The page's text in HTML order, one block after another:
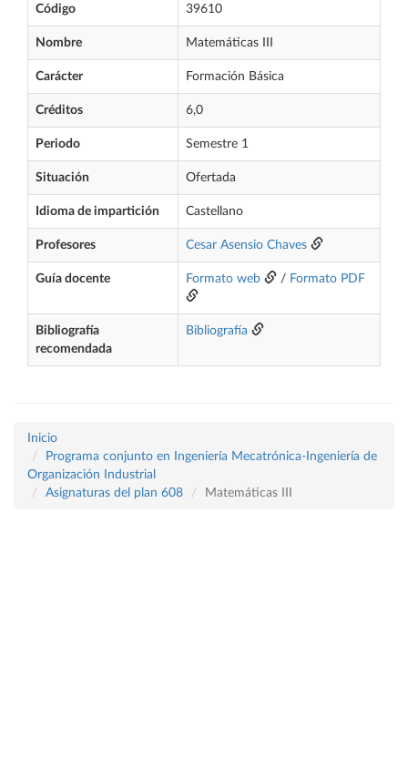
Código 39610
Nombre Matemáticas III
Carácter Formación Básica
Créditos 6,0
Periodo Semestre 1
Situación Ofertada
Idioma de impartición Castellano
Profesores Cesar Asensio Chaves
Guía docente Formato web / Formato PDF
Bibliografía
recomendada
Bibliografía
Inicio
Programa conjunto en Ingeniería Mecatrónica-Ingeniería de
Organización Industrial
Asignaturas del plan 608
Matemáticas III